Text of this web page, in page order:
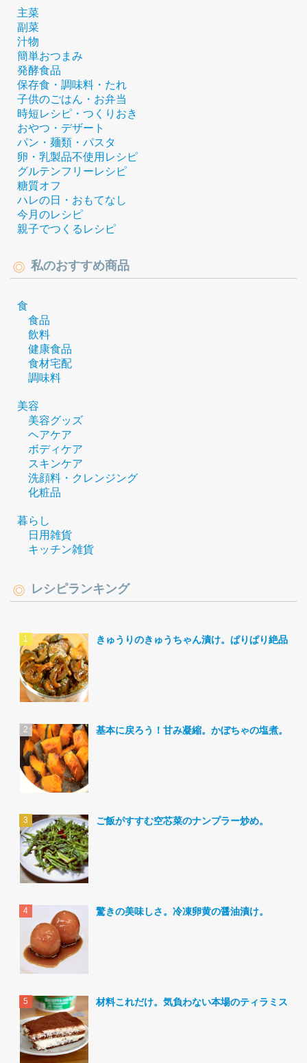
主菜
副菜
汁物
簡単おつまみ
発酵食品
保存食・調味料・たれ
子供のごはん・お弁当
時短レシピ・つくりおき
おやつ・デザート
パン・麺類・パスタ
卵・乳製品不使用レシピ
グルテンフリーレシピ
糖質オフ
ハレの日・おもてなし
今月のレシピ
親子でつくるレシピ
私のおすすめ商品
食
食品
飲料
健康食品
食材宅配
調味料
美容
美容グッズ
ヘアケア
ボディケア
スキンケア
洗顔料・クレンジング
化粧品
暮らし
日用雑貨
キッチン雑貨
レシピランキング
きゅうりのきゅうちゃん漬け。ぱりぱり絶品。
基本に戻ろう！甘み凝縮。かぼちゃの塩煮。
ご飯がすすむ空芯菜のナンプラー炒め。
驚きの美味しさ。冷凍卵黄の醤油漬け。
材料これだけ。気負わない本場のティラミス。